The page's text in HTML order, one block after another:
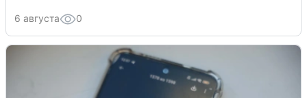
6 августа 0